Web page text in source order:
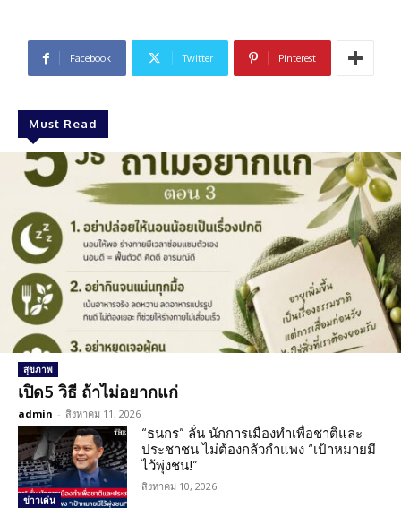
Facebook Twitter Pinterest
Must Read
สุขภาพ
เปิด5 วิธี ถ้าไม่อยากแก่
admin - สิงหาคม 11, 2026
ข่าวเด่น
“ธนกร” ลั่น นักการเมืองทำเพื่อชาติและ
ประชาชน ไม่ต้องกลัวกำแพง “เป้าหมายมี
ไว้พุ่งชน!”
สิงหาคม 10, 2026